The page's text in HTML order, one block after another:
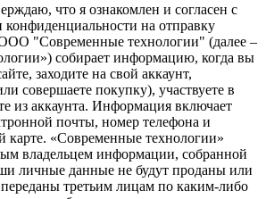
что я ознакомлен и согласен с
на отправку
"Современные технологии" (далее –
собирает информацию, когда вы
заходите на свой аккаунт,
совершаете покупку), участвуете в
из аккаунта. Информация включает
почты, номер телефона и
карте. «Современные технологии»
владельцем информации, собранной
личные данные не будут проданы или
третьим лицам по каким-либо